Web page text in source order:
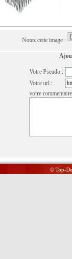
Notez cette image :
Votre Pseudo :
Votre url :
votre
© Top-